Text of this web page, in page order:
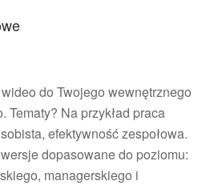
do Twojego wewnętrznego
Tematy? Na przykład praca
efektywność zespołowa.
dopasowane do poziomu:
managerskiego i